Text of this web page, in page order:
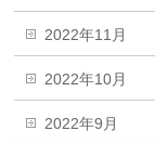
2022年11月
2022年10月
2022年9月